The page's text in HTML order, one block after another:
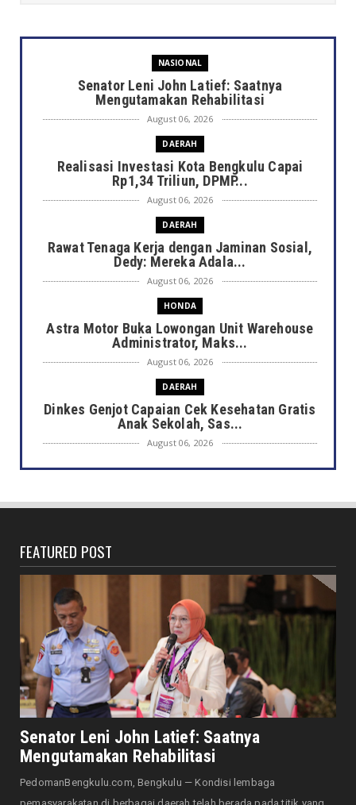
NASIONAL
Senator Leni John Latief: Saatnya
Mengutamakan Rehabilitasi
August 06, 2026
DAERAH
Realisasi Investasi Kota Bengkulu Capai
Rp1,34 Triliun, DPMP...
August 06, 2026
DAERAH
Rawat Tenaga Kerja dengan Jaminan Sosial,
Dedy: Mereka Adala...
August 06, 2026
HONDA
Astra Motor Buka Lowongan Unit Warehouse
Administrator, Maks...
August 06, 2026
DAERAH
Dinkes Genjot Capaian Cek Kesehatan Gratis
Anak Sekolah, Sas...
August 06, 2026
DAERAH
Dedy Tinjau Cek Keseh...
Lebih Pasti dengan Kampas Rem Asli Honda,
Pengereman Maksima...
August 06, 2026
HOTEL MERCURE
Mercure Bengkulu Hadirkan Staycation
Ramah Keluarga, Tamu Da...
August 05, 2026
EKONOMI
Hotel Santika Bengkulu Hadirkan Promo HUT
ke-81 RI, Kamar Mu...
NASIONAL
FEATURED POST
Senator Leni John Latief: Saatnya
Mengutamakan Rehabilitasi
PedomanBengkulu.com, Bengkulu — Kondisi lembaga